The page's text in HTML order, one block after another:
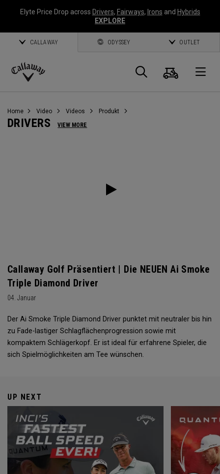
Elyte Price Drop across Drivers, Fairways, Irons and Hybrids
EXPLORE
CALLAWAY ODYSSEY OUTLET
Callaway
Suche
Home Video Videos Produkt
DRIVERS VIEW MORE
Callaway Golf Präsentiert | Die NEUEN Ai Smoke
Triple Diamond Driver
04. Januar
Der Ai Smoke Triple Diamond Driver punktet mit neutraler bis hin
zu Fade-lastiger Schlagflächenprogression sowie mit
kompaktem Schlägerkopf. Er ist ideal für erfahrene Spieler, die
sich Spielmöglichkeiten am Tee wünschen.
UP NEXT